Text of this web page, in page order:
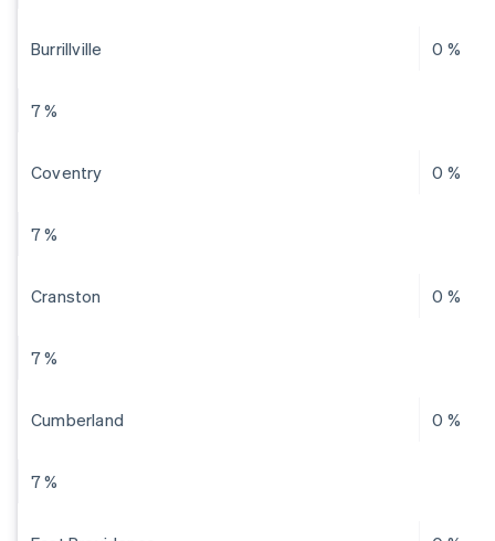
Burrillville 0 %
7 %
Coventry 0 %
7 %
Cranston 0 %
7 %
Cumberland 0 %
7 %